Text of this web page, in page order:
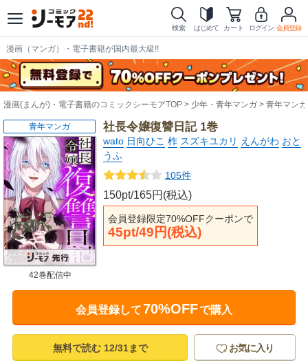
検索 はじめて カート ログイン 会員登録
漫画（マンガ）・電子書籍が国内最大級!!
漫画(まんが)・電子書籍のコミックシーモアTOP 少年・青年マンガ 青年マンガ
社長令嬢復讐日記 1巻
wato 日向ひこ 柞 スズキユカリ えんがわ おと
うふ
105件
150pt/165円(税込)
会員登録限定70%OFFクーポンで
45pt/49円(税込)
青年マンガ
42巻配信中
会員登録して70%OFFで購入
無料で読む 12/31まで お気に入り